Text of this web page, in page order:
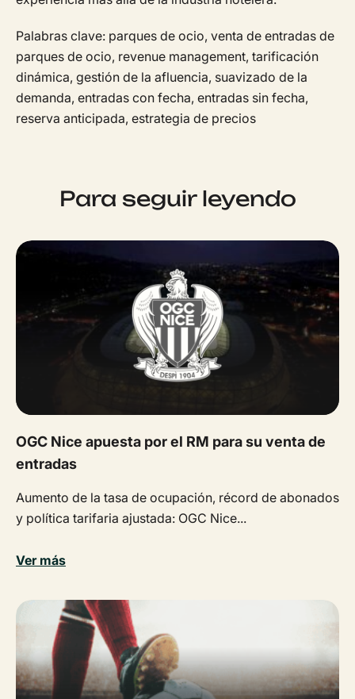
Palabras clave: parques de ocio, venta de entradas de
parques de ocio, revenue management, tarificación
dinámica, gestión de la afluencia, suavizado de la
demanda, entradas con fecha, entradas sin fecha,
reserva anticipada, estrategia de precios
Para seguir leyendo
OGC Nice apuesta por el RM para su venta de
entradas
Aumento de la tasa de ocupación, récord de abonados
y política tarifaria ajustada: OGC Nice...
Ver más